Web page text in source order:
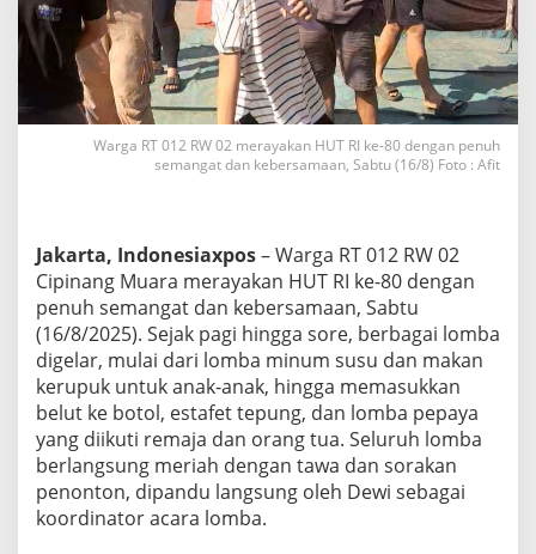
0
2
C
i
p
i
n
a
u
a
r
a
R
a
a
k
a
n
H
U
T
Warga RT 012 RW 02 merayakan HUT RI ke-80 dengan penuh
semangat dan kebersamaan, Sabtu (16/8) Foto : Afit
Jakarta, Indonesiaxpos– Warga RT 012 RW 02
Cipinang Muara merayakan HUT RI ke-80 dengan
penuh semangat dan kebersamaan, Sabtu
(16/8/2025). Sejak pagi hingga sore, berbagai lomba
digelar, mulai dari lomba minum susu dan makan
kerupuk untuk anak-anak, hingga memasukkan
belut ke botol, estafet tepung, dan lomba pepaya
yang diikuti remaja dan orang tua. Seluruh lomba
berlangsung meriah dengan tawa dan sorakan
penonton, dipandu langsung oleh Dewi sebagai
koordinator acara lomba.